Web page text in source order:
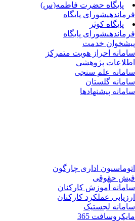
پایگاه حضرت فاطمه(س)
فرماندهیشورای پایگاه
پایگاه کوثر
فرماندهیشورای پایگاه
پیشخوان خدمت
سامانه احراز هویت متمرکز
اطلاعات پژوهشی
سامانه علم سنجی
سامانه گلستان
سامانه پیشنهادها
اتوماسیون اداری چارگون
فیش حقوقی
سامانه آموزش کارکنان
ارزیابی عملکرد کارکنان
سامانه لجستیک
مایکروسافت 365